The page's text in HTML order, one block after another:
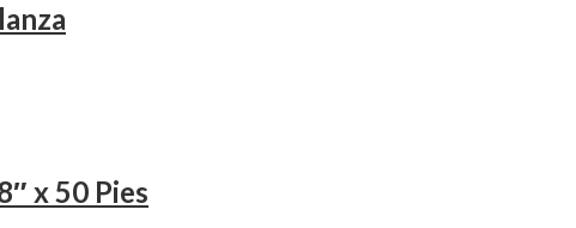
x 50 Pies